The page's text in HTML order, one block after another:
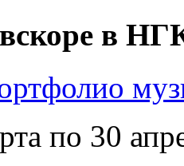
в
по 30